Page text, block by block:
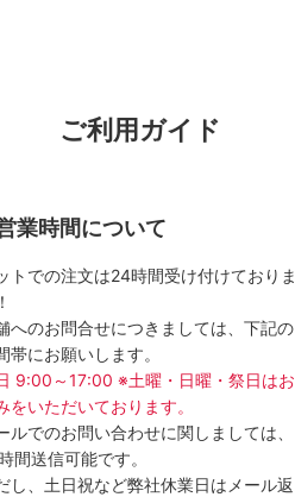
ご利用ガイド
業時間について
トでの注文は24時間受け付けておりま
へのお問合せにつきましては、下記の
帯にお願いします。
9:00～17:00 ※土曜・日曜・祭日はお
をいただいております。
ルでのお問い合わせに関しましては、
間送信可能です。
し、土日祝など弊社休業日はメール返